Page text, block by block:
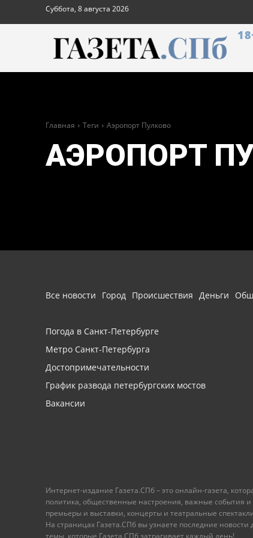
Суббота, 8 августа 2026
Главная Теги Аэропорт Пулково
АЭРОПОРТ
Все новости Город Происшествия Деньги
Погода в Санкт-Петербурге
Метро Санкт-Петербурга
Достопримечательности
График развода петербургских мостов
Вакансии
Интернет-издание Газета.СПб – это онлайн-газета,
политика, общественные настроения, важные события и
премьеры и выставки, концерты и театральные
На страницах Газета.СПб вы узнаете последние
темы, которые Газета.СПб затрагивает каждый день!